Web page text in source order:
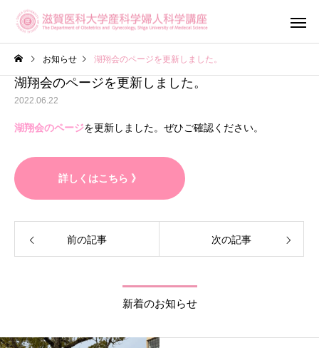
不妊専門相談センター
メール相談
ットワーク
お知らせ 湖翔会のページを更新しました。
湖翔会のページを更新しました。
2022.06.22
湖翔会のページを更新しました。ぜひご確認ください。
詳しくはこちら 》
前の記事 次の記事
新着のお知らせ